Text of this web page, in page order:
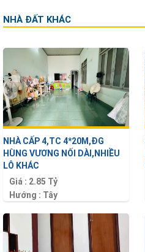
NHÀ ĐẤT KHÁC
NHÀ CẤP 4,TC 4*20M,ĐG
HÙNG VƯƠNG NỐI DÀI,NHIỀU
LÔ KHÁC
Giá : 2.85 Tỷ
Hướng : Tây